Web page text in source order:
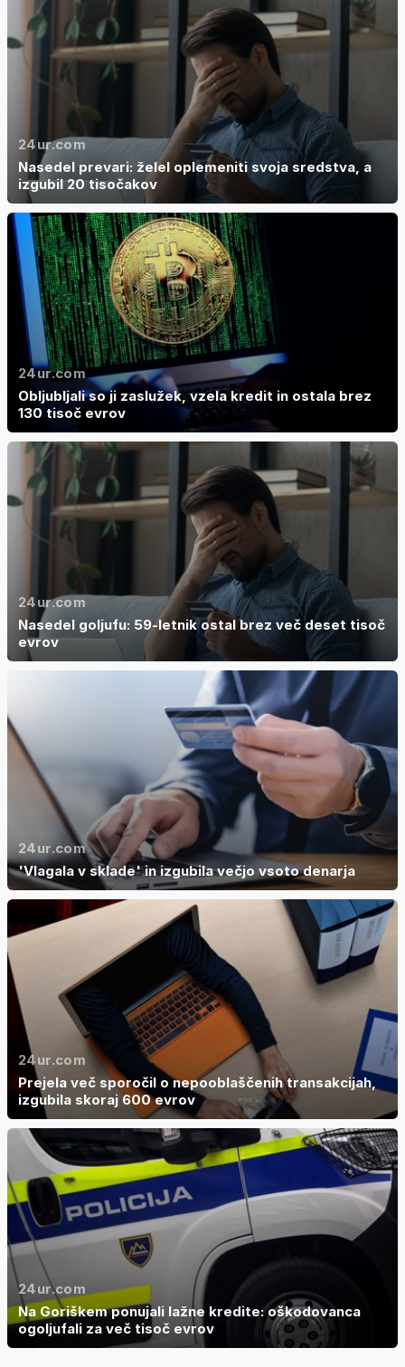
24ur.com
Nasedel prevari: želel oplemeniti svoja sredstva, a
izgubil 20 tisočakov
24ur.com
Obljubljali so ji zaslužek, vzela kredit in ostala brez
130 tisoč evrov
24ur.com
Nasedel goljufu: 59-letnik ostal brez več deset tisoč
evrov
24ur.com
'Vlagala v sklade' in izgubila večjo vsoto denarja
24ur.com
Prejela več sporočil o nepooblaščenih transakcijah,
izgubila skoraj 600 evrov
24ur.com
Na Goriškem ponujali lažne kredite: oškodovanca
ogoljufali za več tisoč evrov